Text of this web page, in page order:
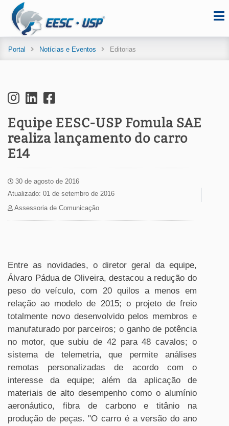
Portal Notícias e Eventos Editorias
Equipe EESC-USP Fomula SAE
realiza lançamento do carro
E14
30 de agosto de 2016
Atualizado: 01 de setembro de 2016
Assessoria de Comunicação
Entre as novidades, o diretor geral da equipe,
Álvaro Pádua de Oliveira, destacou a redução do
peso do veículo, com 20 quilos a menos em
relação ao modelo de 2015; o projeto de freio
totalmente novo desenvolvido pelos membros e
manufaturado por parceiros; o ganho de potência
no motor, que subiu de 42 para 48 cavalos; o
sistema de telemetria, que permite análises
remotas personalizadas de acordo com o
interesse da equipe; além da aplicação de
materiais de alto desempenho como o alumínio
aeronáutico, fibra de carbono e titânio na
produção de peças. "O carro é a versão do ano